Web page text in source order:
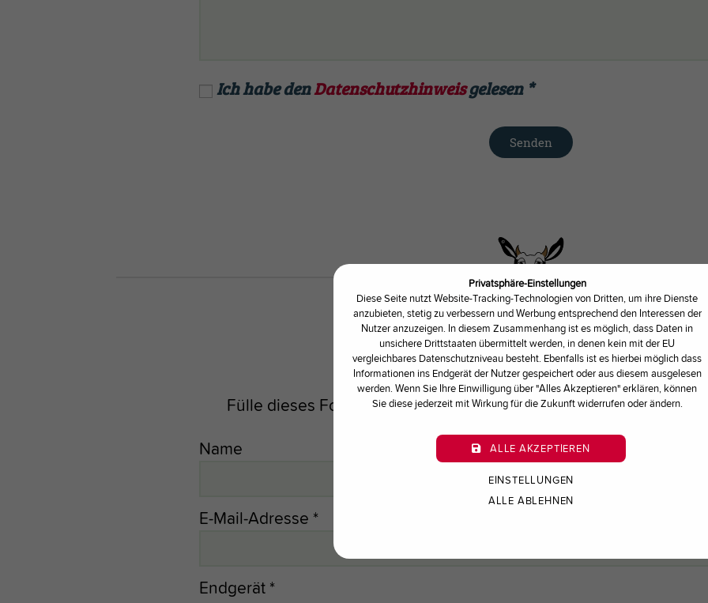
Privatsphäre-Einstellungen
Diese Seite nutzt Website-Tracking-Technologien von Dritten, um ihre Dienste
anzubieten, stetig zu verbessern und Werbung entsprechend den Interessen der
Nutzer anzuzeigen. In diesem Zusammenhang ist es möglich, dass Daten in
unsichere Drittstaaten übermittelt werden, in denen kein mit der EU
vergleichbares Datenschutzniveau besteht. Ebenfalls ist es hierbei möglich dass
Informationen ins Endgerät der Nutzer gespeichert oder aus diesem ausgelesen
werden. Wenn Sie Ihre Einwilligung über "Alles Akzeptieren" erklären, können
Sie diese jederzeit mit Wirkung für die Zukunft widerrufen oder ändern.
ALLE AKZEPTIEREN
EINSTELLUNGEN
ALLE ABLEHNEN
Ich habe denDatenschutzhinweisgelesen *
Senden
HILFE ZUR KUNDENKARTE
Du hast Probleme mit deiner Kuhndenkarte?
Fülle dieses Formular aus und wir kümmern uns schnellstmöglich
Name
E-Mail-Adresse *
Endgerät *